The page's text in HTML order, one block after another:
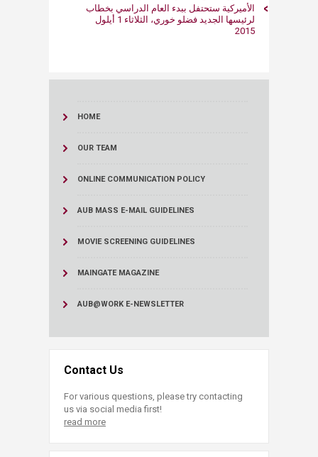
الأميركية ستحتفل ببدء العام الدراسي بخطاب
لرئيسها الجديد فضلو خوري، الثلاثاء 1 أيلول
2015
HOME
OUR TEAM
ONLINE COMMUNICATION POLICY
AUB MASS E-MAIL GUIDELINES
MOVIE SCREENING GUIDELINES
MAINGATE MAGAZINE
AUB@WORK E-NEWSLETTER
Contact Us
For various questions, please try contacting
us via social media first!
read more